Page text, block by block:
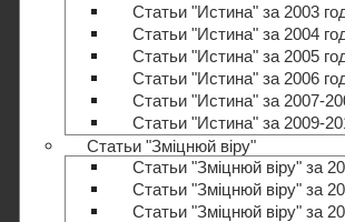
Статьи "Истина" за 2003
Статьи "Истина" за 2004
Статьи "Истина" за 2005
Статьи "Истина" за 2006
Статьи "Истина" за 2007-
Статьи "Истина" за 2009-
Статьи "Зміцнюй віру"
Статьи "Зміцнюй віру" за
Статьи "Зміцнюй віру" за
Статьи "Зміцнюй віру" за